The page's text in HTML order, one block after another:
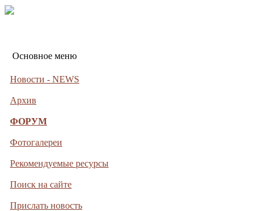
Основное меню
Новости - NEWS
Архив
ФОРУМ
Фотогалереи
Рекомендуемые ресурсы
Поиск на сайте
Прислать новость